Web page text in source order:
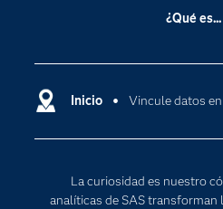
Inicio Vincule datos
La curiosidad es nuestro
analíticas de SAS transforman
¿Qué es...
Cloud